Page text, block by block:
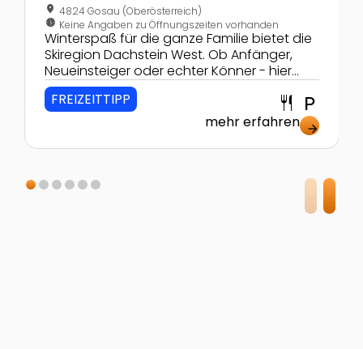
location_on 4824 Gosau (Oberösterreich)
nest_clock_farsight_analog Keine Angaben zu Öffnungszeiten vorhanden
Winterspaß für die ganze Familie bietet die
Skiregion Dachstein West. Ob Anfänger,
Neueinsteiger oder echter Könner - hier
findet sich für jeden was!
FREIZEITTIPP restaurant local_parking
mehr erfahren arrow_forward